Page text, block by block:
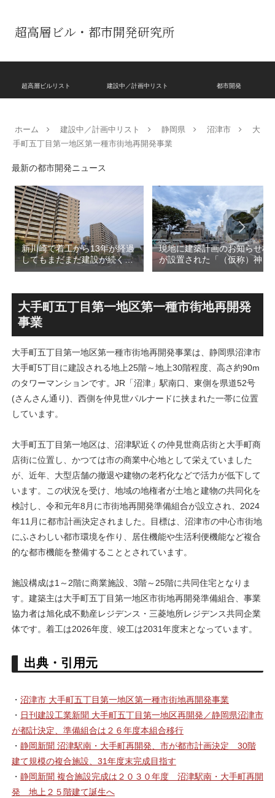
超高層ビル・都市開発研究所
超高層ビルリスト 建設中／計画中リスト 都市開発
ホーム 建設中／計画中リスト 静岡県 沼津市
大
手町五丁目第一地区第一種市街地再開発事業
最新の都市開発ニュース
新川崎で着工から13年が経過
してもまだまだ建設が続く
「クレストプライムレジデン
ンション街で「プロムナード
八番街」の建設が進む！！
現地に建築計画のお知らせ板
が設置された「（仮称）神宮
前六丁目八角館建替計
SANAA設計で神宮前交差点に
新たな商業施設誕生へ！！
大手町五丁目第一地区第一種市街地再開発
事業
大手町五丁目第一地区第一種市街地再開発事業は、静岡県沼津市
大手町5丁目に建設される地上25階～地上30階程度、高さ約90m
のタワーマンションです。JR「沼津」駅南口、東側を県道52号
(さんさん通り)、西側を仲見世パルナードに挟まれた一帯に位置
しています。
大手町五丁目第一地区は、沼津駅近くの仲見世商店街と大手町商
店街に位置し、かつては市の商業中心地として栄えていました
が、近年、大型店舗の撤退や建物の老朽化などで活力が低下して
います。この状況を受け、地域の地権者が土地と建物の共同化を
検討し、令和元年8月に市街地再開発準備組合が設立され、2024
年11月に都市計画決定されました。目標は、沼津市の中心市街地
にふさわしい都市環境を作り、居住機能や生活利便機能など複合
的な都市機能を整備することとされています。
施設構成は1～2階に商業施設、3階～25階に共同住宅となりま
す。建築主は大手町五丁目第一地区市街地再開発準備組合、事業
協力者は旭化成不動産レジデンス・三菱地所レジデンス共同企業
体です。着工は2026年度、竣工は2031年度末となっています。
出典・引用元
・ 沼津市 大手町五丁目第一地区第一種市街地再開発事業
・ 日刊建設工業新聞 大手町五丁目第一地区再開発／静岡県沼津市
が都計決定、準備組合は２６年度本組合移行
・ 静岡新聞 沼津駅南・大手町再開発、市が都市計画決定 30階
建て規模の複合施設、31年度末完成目指す
・ 静岡新聞 複合施設完成は２０３０年度 沼津駅南・大手町再開
発 地上２５階建て誕生へ